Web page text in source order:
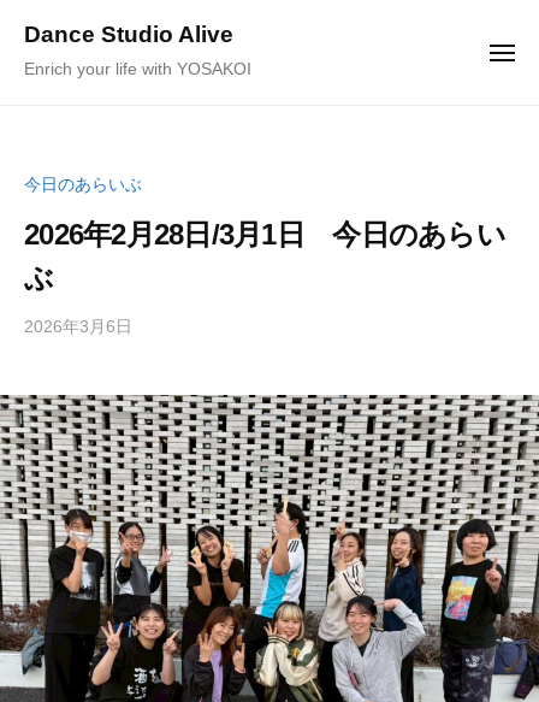
Dance Studio Alive
Enrich your life with YOSAKOI
メ
今日のあらいぶ
2026年2月28日/3月1日 今日のあらい
ぶ
2026年3月6日
a
g
e
y
a
m
a
K
a
t
の
コ
メ
ン
ト